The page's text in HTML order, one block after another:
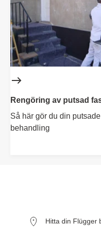
Rengöring av putsad
Så här gör du din
behandling
Hitta din Flügger